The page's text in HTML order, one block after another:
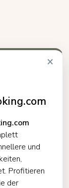
×
und
Profitieren
der